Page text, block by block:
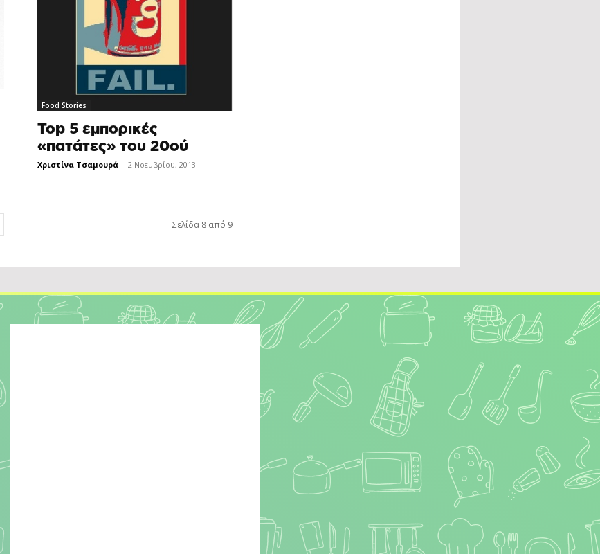
Food Stories
Top 5 εμπορικές
«πατάτες» του 20ού
Χριστίνα Τσαμουρά - 2 Νοεμβρίου, 2013
Σελίδα 8 από 9